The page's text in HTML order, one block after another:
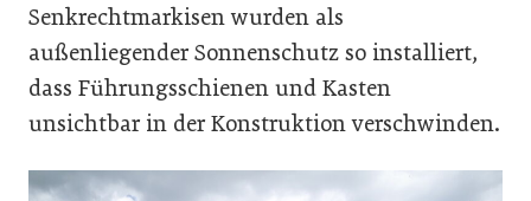
Senkrechtmarkisen wurden als
außenliegender Sonnenschutz so installiert,
dass Führungsschienen und Kasten
unsichtbar in der Konstruktion verschwinden.